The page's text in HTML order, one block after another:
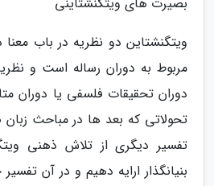
ویتگنشتاین دو نظریه در باب معنا
مربوط به دوران رساله است و
دوران تحقیقات فلسفی یا دوران
تحولاتی که بعد ها در مباحث
تفسیر دیگری از تلاش ذهنی
بنیانگذار ارایه دهیم و در آن